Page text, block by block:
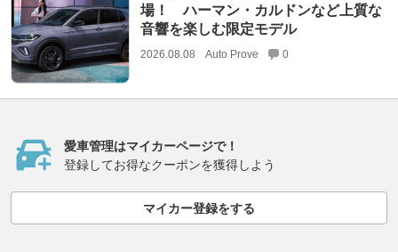
場！ ハーマン・カルドンなど上質な
音響を楽しむ限定モデル
2026.08.08 Auto Prove 0
愛車管理はマイカーページで！
登録してお得なクーポンを獲得しよう
マイカー登録をする